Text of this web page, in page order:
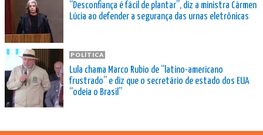
“Desconfiança é fácil de plantar”, diz a ministra Cármen
Lúcia ao defender a segurança das urnas eletrônicas
POLÍTICA
Lula chama Marco Rubio de “latino-americano
frustrado” e diz que o secretário de estado dos EUA
“odeia o Brasil”